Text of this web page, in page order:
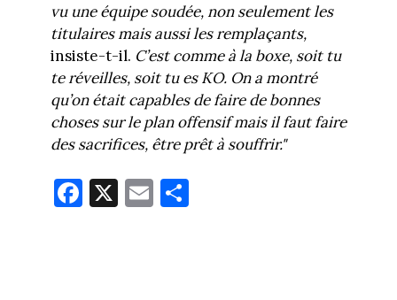
vu une équipe soudée, non seulement les
titulaires mais aussi les remplaçants,
insiste-t-il. C’est comme à la boxe, soit tu
te réveilles, soit tu es KO. On a montré
qu’on était capables de faire de bonnes
choses sur le plan offensif mais il faut faire
des sacrifices, être prêt à souffrir."
Fa
ce
X E
m
Pa